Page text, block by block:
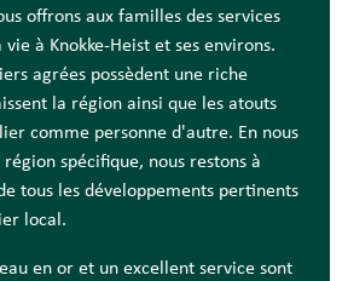
offrons aux familles des services
à Knokke-Heist et ses environs.
agrées possèdent une riche
la région ainsi que les atouts
comme personne d'autre. En nous
spécifique, nous restons à
tous les développements pertinents
local.
en or et un excellent service sont